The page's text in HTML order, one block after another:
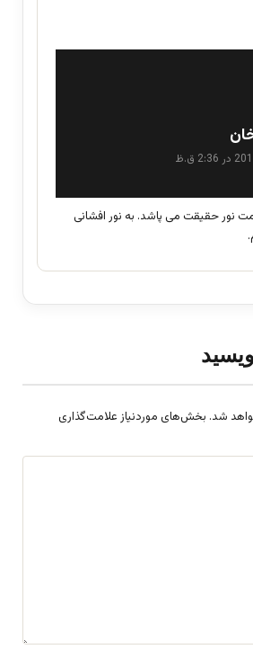
ف
:
نور حقیقت می پاشد. به نور افشانی
شد. بخش‌های موردنیاز علامت‌گذاری